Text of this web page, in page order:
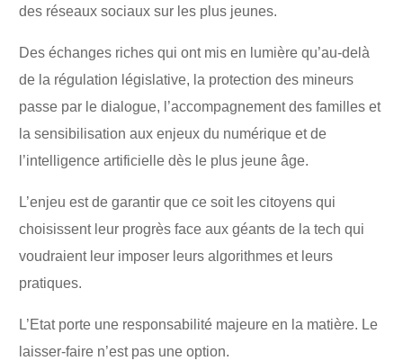
des réseaux sociaux sur les plus jeunes.
Des échanges riches qui ont mis en lumière qu’au-delà
de la régulation législative, la protection des mineurs
passe par le dialogue, l’accompagnement des familles et
la sensibilisation aux enjeux du numérique et de
l’intelligence artificielle dès le plus jeune âge.
L’enjeu est de garantir que ce soit les citoyens qui
choisissent leur progrès face aux géants de la tech qui
voudraient leur imposer leurs algorithmes et leurs
pratiques.
L’Etat porte une responsabilité majeure en la matière. Le
laisser-faire n’est pas une option.